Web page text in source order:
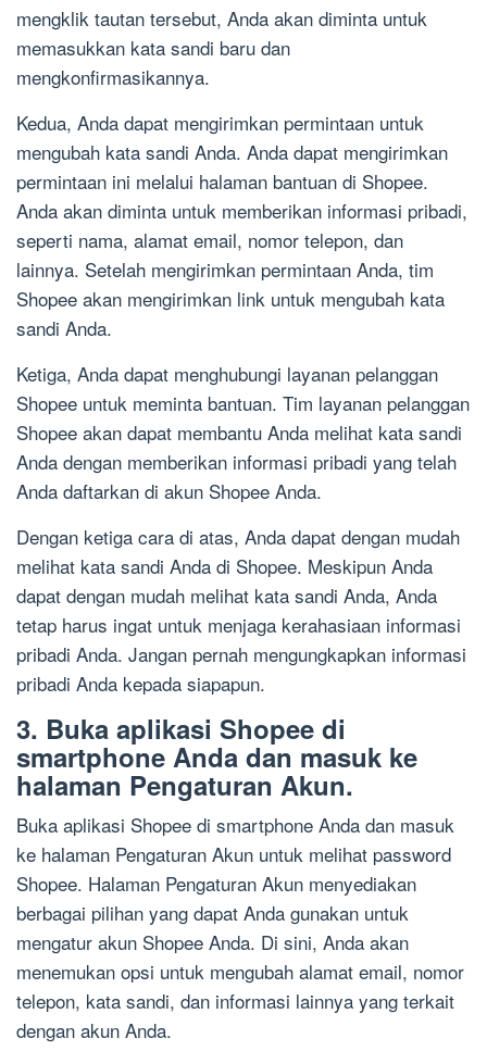
mengklik tautan tersebut, Anda akan diminta untuk
memasukkan kata sandi baru dan
mengkonfirmasikannya.
Kedua, Anda dapat mengirimkan permintaan untuk
mengubah kata sandi Anda. Anda dapat mengirimkan
permintaan ini melalui halaman bantuan di Shopee.
Anda akan diminta untuk memberikan informasi pribadi,
seperti nama, alamat email, nomor telepon, dan
lainnya. Setelah mengirimkan permintaan Anda, tim
Shopee akan mengirimkan link untuk mengubah kata
sandi Anda.
Ketiga, Anda dapat menghubungi layanan pelanggan
Shopee untuk meminta bantuan. Tim layanan pelanggan
Shopee akan dapat membantu Anda melihat kata sandi
Anda dengan memberikan informasi pribadi yang telah
Anda daftarkan di akun Shopee Anda.
Dengan ketiga cara di atas, Anda dapat dengan mudah
melihat kata sandi Anda di Shopee. Meskipun Anda
dapat dengan mudah melihat kata sandi Anda, Anda
tetap harus ingat untuk menjaga kerahasiaan informasi
pribadi Anda. Jangan pernah mengungkapkan informasi
pribadi Anda kepada siapapun.
3. Buka aplikasi Shopee di
smartphone Anda dan masuk ke
halaman Pengaturan Akun.
Buka aplikasi Shopee di smartphone Anda dan masuk
ke halaman Pengaturan Akun untuk melihat password
Shopee. Halaman Pengaturan Akun menyediakan
berbagai pilihan yang dapat Anda gunakan untuk
mengatur akun Shopee Anda. Di sini, Anda akan
menemukan opsi untuk mengubah alamat email, nomor
telepon, kata sandi, dan informasi lainnya yang terkait
dengan akun Anda.